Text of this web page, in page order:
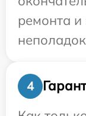
ремонта и
4